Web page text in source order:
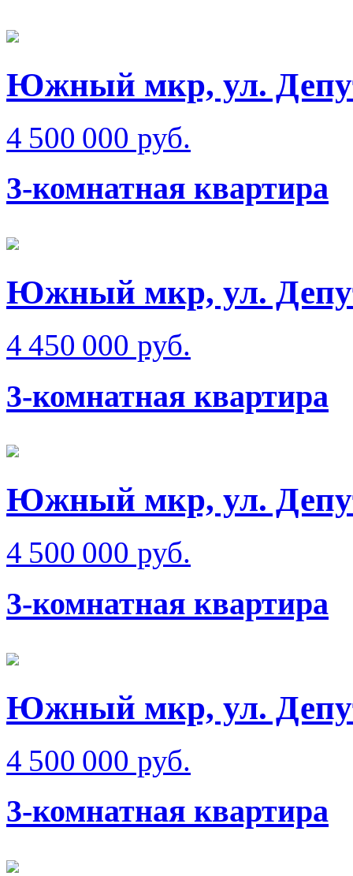
Южный мкр, ул.
4 500 000 руб.
3-комнатная квартира
Южный мкр, ул.
4 450 000 руб.
3-комнатная квартира
Южный мкр, ул.
4 500 000 руб.
3-комнатная квартира
Южный мкр, ул.
4 500 000 руб.
3-комнатная квартира